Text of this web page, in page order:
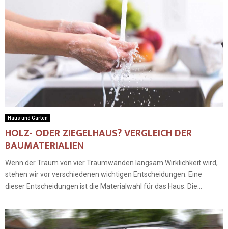
Haus und Garten
HOLZ- ODER ZIEGELHAUS? VERGLEICH DER
BAUMATERIALIEN
Wenn der Traum von vier Traumwänden langsam Wirklichkeit wird,
stehen wir vor verschiedenen wichtigen Entscheidungen. Eine
dieser Entscheidungen ist die Materialwahl für das Haus. Die...